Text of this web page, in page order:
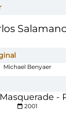
Michael Benyaer
-
2001